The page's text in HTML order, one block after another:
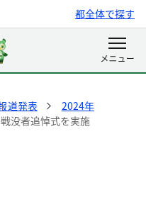
都全体で探す
道発表
2024年
没者追悼式を実施